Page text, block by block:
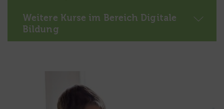
Weitere Kurse im Bereich Digitale
Bildung